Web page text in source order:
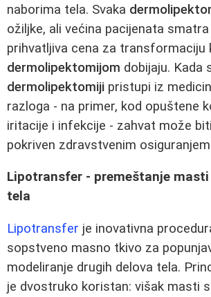
naborima tela. Svaka
ožiljke, ali većina pacijenata
prihvatljiva cena za transformaciju
dermolipektomijom dobijaju. Kada
dermolipektomiji pristupi iz
razloga - na primer, kod opuštene
iritacije i infekcije - zahvat može
pokriven zdravstvenim
Lipotransfer - premeštanje
tela
Lipotransfer je inovativna
sopstveno masno tkivo za
modeliranje drugih delova tela.
je dvostruko koristan: višak masti